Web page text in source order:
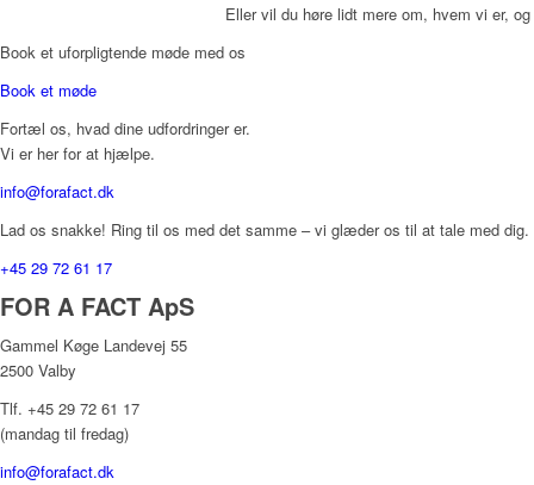
Eller vil du høre lidt mere om, hvem vi er,
Book et uforpligtende møde med os
Book et møde
Fortæl os, hvad dine udfordringer er.
Vi er her for at hjælpe.
info@forafact.dk
Lad os snakke! Ring til os med det samme – vi glæder os til at tale med dig.
+45 29 72 61 17
FOR A FACT ApS
Gammel Køge Landevej 55
2500 Valby
Tlf. +45 29 72 61 17
(mandag til fredag)
info@forafact.dk